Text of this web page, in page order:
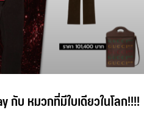
กับ หมวกที่มีใบเดียวในโลก!!!!